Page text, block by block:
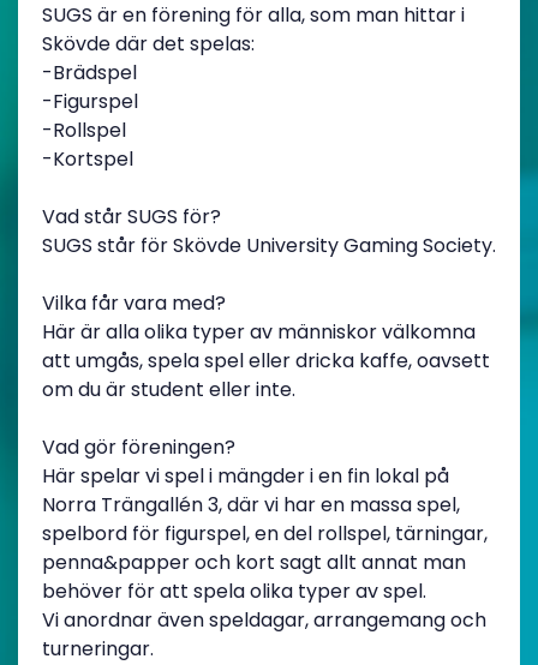
SUGS är en förening för alla, som man hittar i
Skövde där det spelas:
-Brädspel
-Figurspel
-Rollspel
-Kortspel
Vad står SUGS för?
SUGS står för Skövde University Gaming Society.
Vilka får vara med?
Här är alla olika typer av människor välkomna
att umgås, spela spel eller dricka kaffe, oavsett
om du är student eller inte.
Vad gör föreningen?
Här spelar vi spel i mängder i en fin lokal på
Norra Trängallén 3, där vi har en massa spel,
spelbord för figurspel, en del rollspel, tärningar,
penna&papper och kort sagt allt annat man
behöver för att spela olika typer av spel.
Vi anordnar även speldagar, arrangemang och
turneringar.